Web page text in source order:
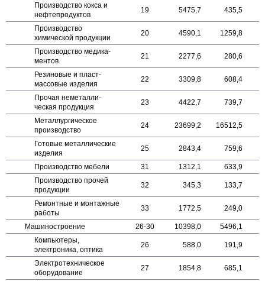
Производство кокса и
нефте­продуктов
19 5475,7 435,5
Производство
химической продукции
20 4590,1 1259,8
Производство медика­
ментов
21 2277,6 280,6
Резиновые и пласт­
массовые изделия
22 3309,8 608,4
Прочая неметалли­
ческая продукция
23 4422,7 739,7
Металлургическое
производство
24 23699,2 16512,5
Готовые металли­ческие
изделия
25 2843,4 759,6
Производство мебели 31 1312,1
633,9
Производство прочей
продукции
32 345,3 133,7
Ремонтные и монтажные
работы
33 1772,5 249,0
Машино­строение 26-30 10398,0
5496,1
Компьютеры,
электроника, оптика
26 588,0 191,9
Электро­техническое
оборудование
27 1854,8 685,1